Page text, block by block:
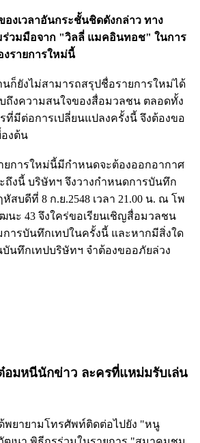
องเวลาอันกระชั้นชิดดังกล่าว ทาง
ร่วมมือจาก "วิลลี่ แมคอินทอช" ในการ
รายการใหม่นี้
ก็ยังไม่สามารถสรุปชื่อรายการใหม่ได้
ถึงความสนใจของสื่อมวลชน ตลอดทั้ง
ที่มีต่อการเปลี่ยนแปลงครั้งนี้ จึงต้องขอ
องต้น
ยการใหม่นี้มีกำหนดจะต้องออกอากาศ
ถึงนี้ บริษัทฯ จึงวางกำหนดการบันทึก
สบดีที่ 8 ก.ย.2548 เวลา 21.00 น. ณ โพ
นะ 43 จึงใคร่ขอเรียนเชิญสื่อมวลชน
ารบันทึกเทปในครั้งนี้ และหากมีสิ่งใด
นทึกเทปบริษัทฯ จำต้องขออภัยล่วง
อมหนีนักข่าว ละครที่แหม่มรับเล่น
พยายามโทรศัพท์ติดต่อไปยัง "หนู